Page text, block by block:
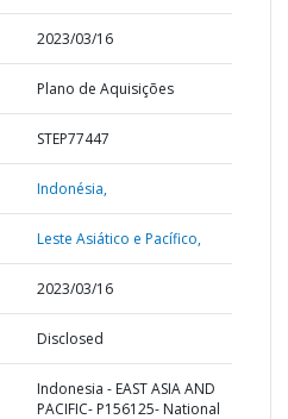
2023/03/16
Plano de Aquisições
STEP77447
Indonésia,
Leste Asiático e Pacífico,
2023/03/16
Disclosed
Indonesia - EAST ASIA AND
PACIFIC- P156125- National